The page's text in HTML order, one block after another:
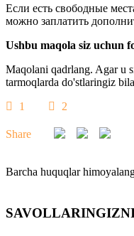
Если есть свободные
можно заплатить
Ushbu maqola siz uchun
Maqolani qadrlang. Agar u
tarmoqlarda do'stlaringiz
1
2
Share
Barcha huquqlar